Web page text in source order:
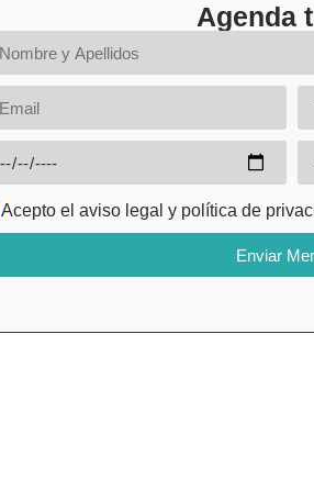
Agenda
Acepto el aviso legal y política de
Enviar